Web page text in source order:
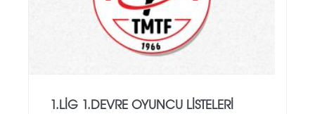
1.LİG 1.DEVRE OYUNCU LİSTELERİ